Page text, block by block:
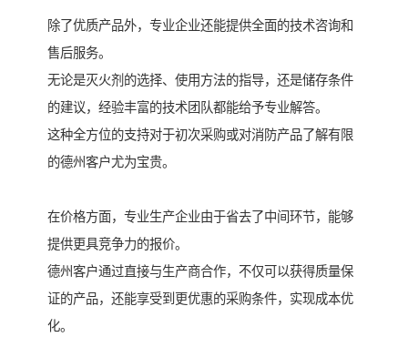
除了优质产品外，专业企业还能提供全面的技术咨询和
售后服务。
无论是灭火剂的选择、使用方法的指导，还是储存条件
的建议，经验丰富的技术团队都能给予专业解答。
这种全方位的支持对于初次采购或对消防产品了解有限
的德州客户尤为宝贵。
在价格方面，专业生产企业由于省去了中间环节，能够
提供更具竞争力的报价。
德州客户通过直接与生产商合作，不仅可以获得质量保
证的产品，还能享受到更优惠的采购条件，实现成本优
化。